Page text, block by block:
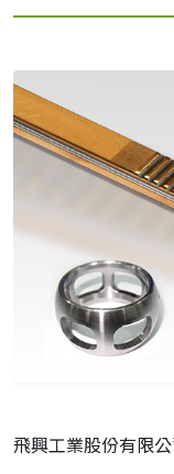
飛興工業股份有限